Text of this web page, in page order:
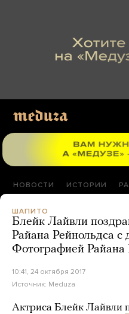
НОВОСТИ ИСТОРИИ
ШАПИТО
Блейк Лайвли
Райана Рейнольдса
Фотографией Райана
10:41, 24 октября 2017
Источник: Meduza
Актриса Блейк Лайвли